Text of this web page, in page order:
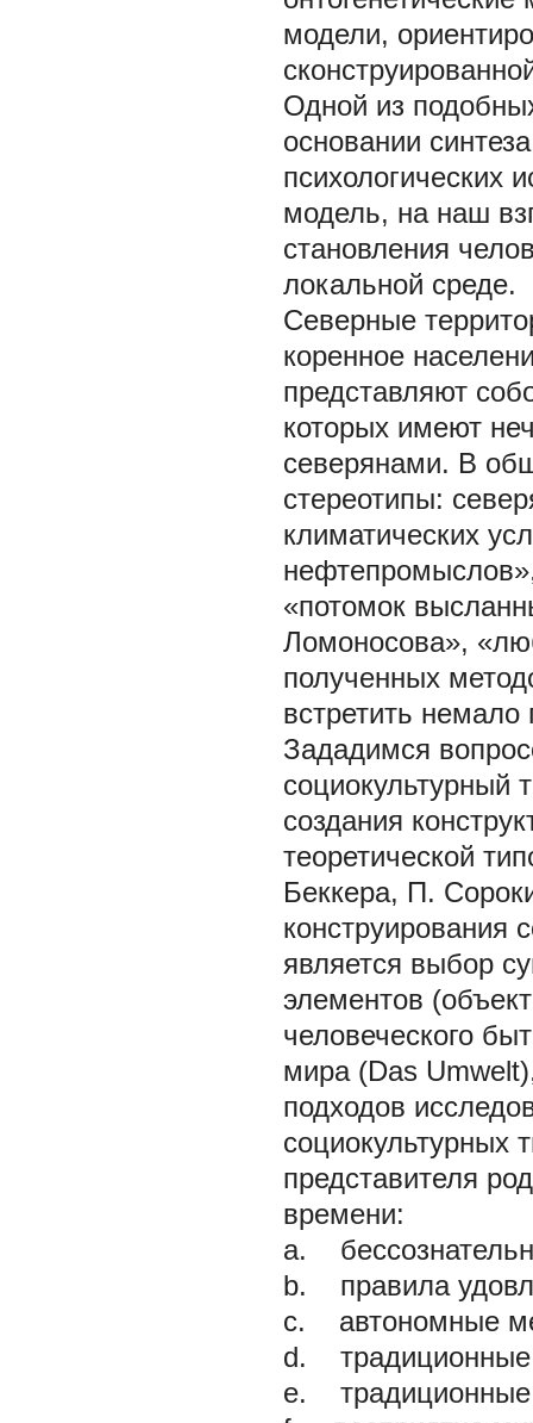
модели,
Одной из
основании
психологических
модель, на наш
становления
локальной среде.
Северные
коренное
представляют
которых имеют
северянами. В
стереотипы:
климатических
«потомок
Ломоносова»,
полученных
встретить
Зададимся
социокультурный
создания
теоретической
Беккера, П.
конструирования
является выбор
элементов
человеческого
мира (Das
подходов
социокультурных
представителя
времени:
a.
b. правила
c. автономные
d. традиционные
e. традиционные